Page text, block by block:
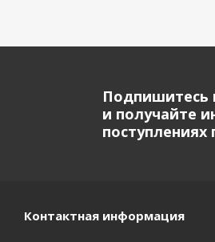
Подпишитесь
и получайте
Контактная информация